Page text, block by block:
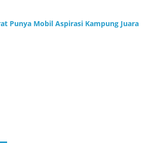
Punya Mobil Aspirasi Kampung Juara